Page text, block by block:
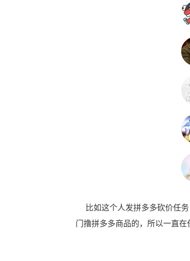
比如这个人发拼多多砍价任务
门撸拼多多商品的，所以一直在